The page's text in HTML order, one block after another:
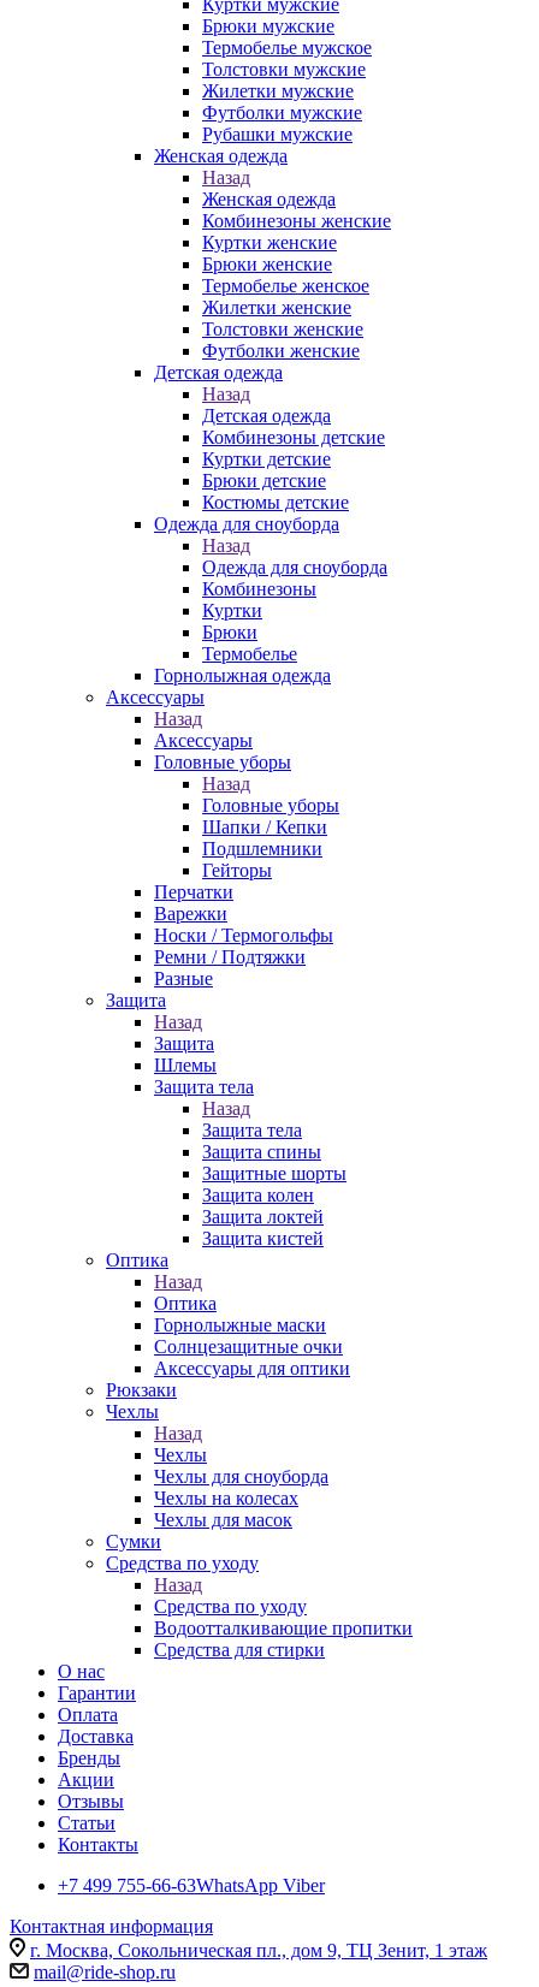
Куртки мужские
Брюки мужские
Термобелье мужское
Толстовки мужские
Жилетки мужские
Футболки мужские
Рубашки мужские
Женская одежда
Назад
Женская одежда
Комбинезоны женские
Куртки женские
Брюки женские
Термобелье женское
Жилетки женские
Толстовки женские
Футболки женские
Детская одежда
Назад
Детская одежда
Комбинезоны детские
Куртки детские
Брюки детские
Костюмы детские
Одежда для сноуборда
Назад
Одежда для сноуборда
Комбинезоны
Куртки
Брюки
Термобелье
Горнолыжная одежда
Аксессуары
Назад
Аксессуары
Головные уборы
Назад
Головные уборы
Шапки / Кепки
Подшлемники
Гейторы
Перчатки
Варежки
Носки / Термогольфы
Ремни / Подтяжки
Разные
Защита
Назад
Защита
Шлемы
Защита тела
Назад
Защита тела
Защита спины
Защитные шорты
Защита колен
Защита локтей
Защита кистей
Оптика
Назад
Оптика
Горнолыжные маски
Солнцезащитные очки
Аксессуары для оптики
Рюкзаки
Чехлы
Назад
Чехлы
Чехлы для сноуборда
Чехлы на колесах
Чехлы для масок
Сумки
Средства по уходу
Назад
Средства по уходу
Водоотталкивающие пропитки
Средства для стирки
О нас
Гарантии
Оплата
Доставка
Бренды
Акции
Отзывы
Статьи
Контакты
+7 499 755-66-63WhatsApp Viber
Контактная информация
г. Москва, Сокольническая пл., дом 9, ТЦ Зенит, 1 этаж
mail@ride-shop.ru